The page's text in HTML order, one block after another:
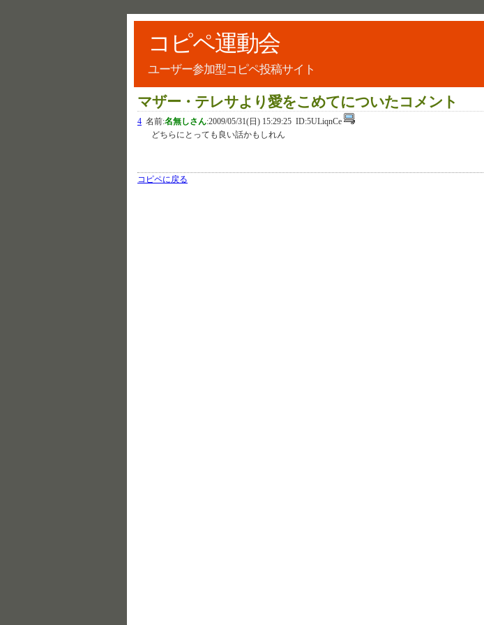
コピペ運動会
ユーザー参加型コピペ投稿サイト
マザー・テレサより愛をこめてについたコメント
4 名前:名無しさん:2009/05/31(日) 15:29:25 ID:5ULiqnCe
どちらにとっても良い話かもしれん
コピペに戻る